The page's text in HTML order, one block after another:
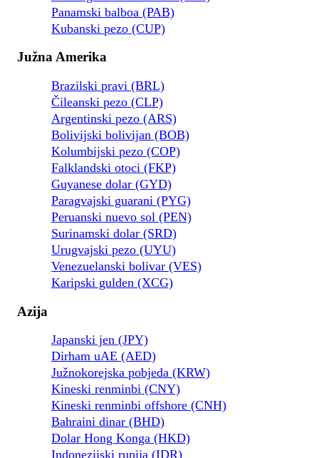
Panamski balboa (PAB)
Kubanski pezo (CUP)
Južna Amerika
Brazilski pravi (BRL)
Čileanski pezo (CLP)
Argentinski pezo (ARS)
Bolivijski bolivijan (BOB)
Kolumbijski pezo (COP)
Falklandski otoci (FKP)
Guyanese dolar (GYD)
Paragvajski guarani (PYG)
Peruanski nuevo sol (PEN)
Surinamski dolar (SRD)
Urugvajski pezo (UYU)
Venezuelanski bolivar (VES)
Karipski gulden (XCG)
Azija
Japanski jen (JPY)
Dirham uAE (AED)
Južnokorejska pobjeda (KRW)
Kineski renminbi (CNY)
Kineski renminbi offshore (CNH)
Bahraini dinar (BHD)
Dolar Hong Konga (HKD)
Indonezijski rupija (IDR)